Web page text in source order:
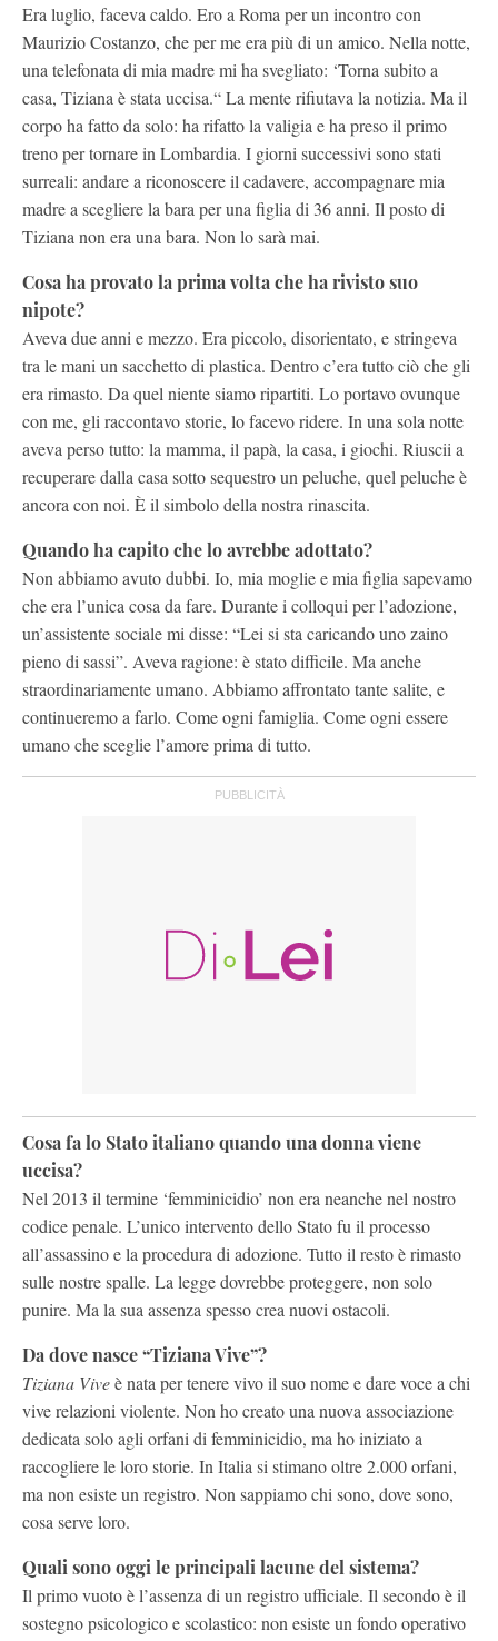
Era luglio, faceva caldo. Ero a Roma per un incontro con
Maurizio Costanzo, che per me era più di un amico. Nella notte,
una telefonata di mia madre mi ha svegliato: ‘Torna subito a
casa, Tiziana è stata uccisa.“ La mente rifiutava la notizia. Ma il
corpo ha fatto da solo: ha rifatto la valigia e ha preso il primo
treno per tornare in Lombardia. I giorni successivi sono stati
surreali: andare a riconoscere il cadavere, accompagnare mia
madre a scegliere la bara per una figlia di 36 anni. Il posto di
Tiziana non era una bara. Non lo sarà mai.
Cosa ha provato la prima volta che ha rivisto suo
nipote?
Aveva due anni e mezzo. Era piccolo, disorientato, e stringeva
tra le mani un sacchetto di plastica. Dentro c’era tutto ciò che gli
era rimasto. Da quel niente siamo ripartiti. Lo portavo ovunque
con me, gli raccontavo storie, lo facevo ridere. In una sola notte
aveva perso tutto: la mamma, il papà, la casa, i giochi. Riuscii a
recuperare dalla casa sotto sequestro un peluche, quel peluche è
ancora con noi. È il simbolo della nostra rinascita.
Quando ha capito che lo avrebbe adottato?
Non abbiamo avuto dubbi. Io, mia moglie e mia figlia sapevamo
che era l’unica cosa da fare. Durante i colloqui per l’adozione,
un’assistente sociale mi disse: “Lei si sta caricando uno zaino
pieno di sassi”. Aveva ragione: è stato difficile. Ma anche
straordinariamente umano. Abbiamo affrontato tante salite, e
continueremo a farlo. Come ogni famiglia. Come ogni essere
umano che sceglie l’amore prima di tutto.
Cosa fa lo Stato italiano quando una donna viene
uccisa?
Nel 2013 il termine ‘femminicidio’ non era neanche nel nostro
codice penale. L’unico intervento dello Stato fu il processo
all’assassino e la procedura di adozione. Tutto il resto è rimasto
sulle nostre spalle. La legge dovrebbe proteggere, non solo
punire. Ma la sua assenza spesso crea nuovi ostacoli.
Da dove nasce “Tiziana Vive”?
Tiziana Viveè nata per tenere vivo il suo nome e dare voce a chi
vive relazioni violente. Non ho creato una nuova associazione
dedicata solo agli orfani di femminicidio, ma ho iniziato a
raccogliere le loro storie. In Italia si stimano oltre 2.000 orfani,
ma non esiste un registro. Non sappiamo chi sono, dove sono,
cosa serve loro.
Quali sono oggi le principali lacune del sistema?
Il primo vuoto è l’assenza di un registro ufficiale. Il secondo è il
sostegno psicologico e scolastico: non esiste un fondo operativo